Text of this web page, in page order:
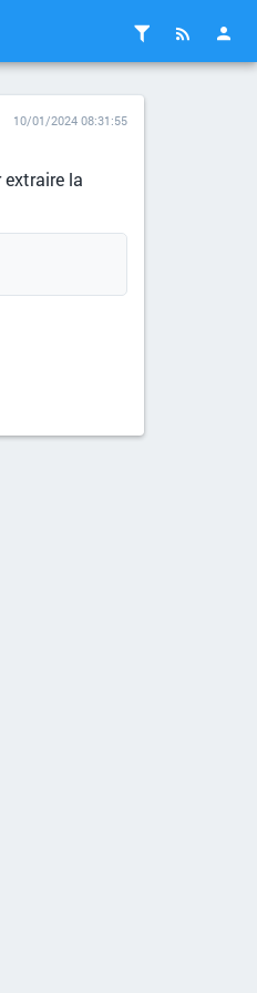
10/01/2024 08:31:55
la